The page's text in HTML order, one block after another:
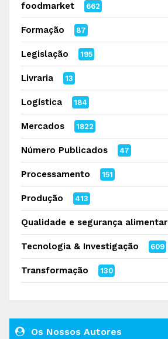
foodmarket 662
Formação 87
Legislação 195
Livraria 13
Logística 184
Mercados 1822
Número Publicados 47
Processamento 151
Produção 413
Qualidade e segurança alimentar
Tecnologia & Investigação 609
Transformação 130
Os Nossos Autores